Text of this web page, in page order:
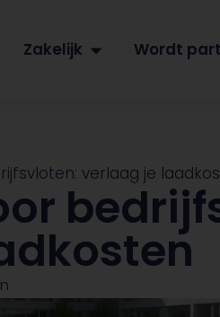
Zakelijk Wordt
verlaag je